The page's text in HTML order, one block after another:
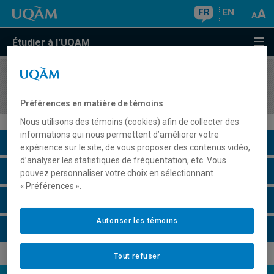
FR EN
Étudier à l'UQAM
COURS//
Description du cours
Horaire - Été 2026
Préférences en matière de témoins
Nous utilisons des témoins (cookies) afin de collecter des
informations qui nous permettent d’améliorer votre
expérience sur le site, de vous proposer des contenus vidéo,
d’analyser les statistiques de fréquentation, etc. Vous
pouvez personnaliser votre choix en sélectionnant
« Préférences ».
Tout refuser
Autoriser les témoins